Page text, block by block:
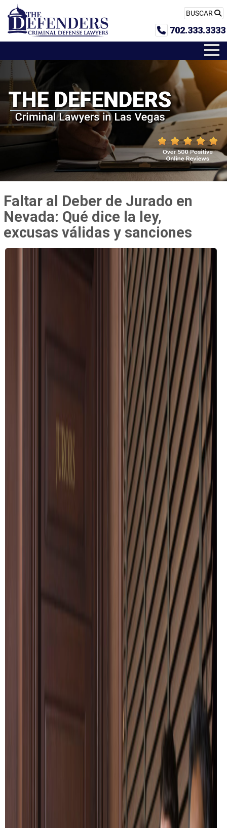
BUSCAR
702.333.3333
Faltar al Deber de Jurado en
Nevada: Qué dice la ley,
excusas válidas y sanciones